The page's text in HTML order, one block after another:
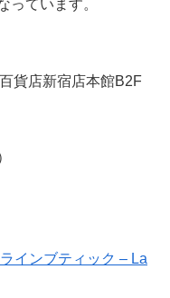
っています。
貨店新宿店本館B2F
インブティック – La